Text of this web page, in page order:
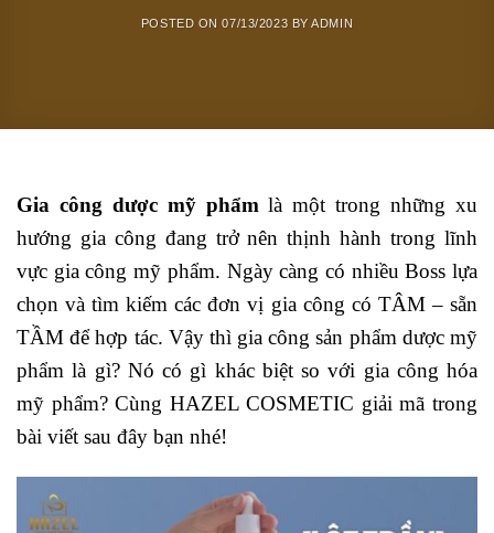
POSTED ON07/13/2023 BYADMIN
Gia công dược mỹ phẩm là một trong những xu
hướng gia công đang trở nên thịnh hành trong lĩnh
vực gia công mỹ phẩm. Ngày càng có nhiều Boss lựa
chọn và tìm kiếm các đơn vị gia công có TÂM – sẵn
TẦM để hợp tác. Vậy thì gia công sản phẩm dược mỹ
phẩm là gì? Nó có gì khác biệt so với gia công hóa
mỹ phẩm? Cùng HAZEL COSMETIC giải mã trong
bài viết sau đây bạn nhé!